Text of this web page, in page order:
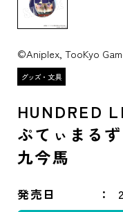
©Aniplex, TooKyo
HUNDRED
ぷてぃまる
九今馬
発売日